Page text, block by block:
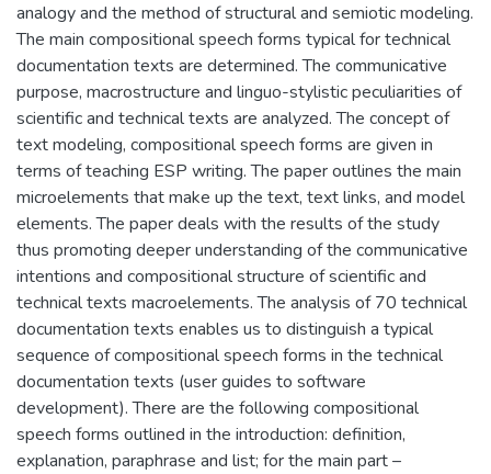
analogy and the method of structural and semiotic modeling.
The main compositional speech forms typical for technical
documentation texts are determined. The communicative
purpose, macrostructure and linguo-stylistic peculiarities of
scientific and technical texts are analyzed. The concept of
text modeling, compositional speech forms are given in
terms of teaching ESP writing. The paper outlines the main
microelements that make up the text, text links, and model
elements. The paper deals with the results of the study
thus promoting deeper understanding of the communicative
intentions and compositional structure of scientific and
technical texts macroelements. The analysis of 70 technical
documentation texts enables us to distinguish a typical
sequence of compositional speech forms in the technical
documentation texts (user guides to software
development). There are the following compositional
speech forms outlined in the introduction: definition,
explanation, paraphrase and list; for the main part –